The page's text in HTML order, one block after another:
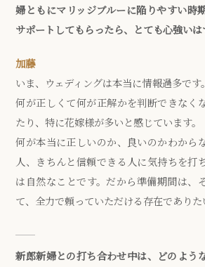
婦ともにマリッジブルーに陥りやすい時
サポートしてもらったら、とても心強いは
加藤
いま、ウェディングは本当に情報過多です
何が正しくて何が正解かを判断できなく
たり、特に花嫁様が多いと感じています。
何が本当に正しいのか、良いのかわから
人、きちんと信頼できる人に気持ちを打
は自然なことです。だから準備期間は、
て、全力で頼っていただける存在でありた
新郎新婦との打ち合わせ中は、どのよう